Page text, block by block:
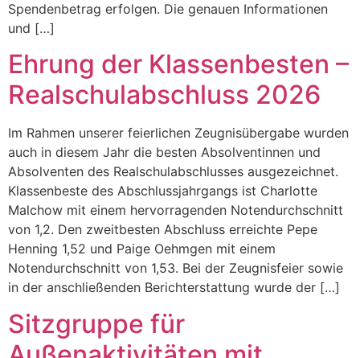
Spendenbetrag erfolgen. Die genauen Informationen
und […]
Ehrung der Klassenbesten –
Realschulabschluss 2026
Im Rahmen unserer feierlichen Zeugnisübergabe wurden
auch in diesem Jahr die besten Absolventinnen und
Absolventen des Realschulabschlusses ausgezeichnet.
Klassenbeste des Abschlussjahrgangs ist Charlotte
Malchow mit einem hervorragenden Notendurchschnitt
von 1,2. Den zweitbesten Abschluss erreichte Pepe
Henning 1,52 und Paige Oehmgen mit einem
Notendurchschnitt von 1,53. Bei der Zeugnisfeier sowie
in der anschließenden Berichterstattung wurde der […]
Sitzgruppe für